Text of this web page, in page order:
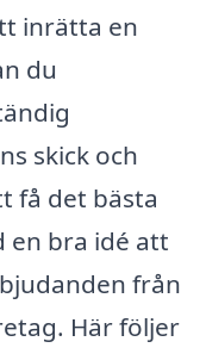
inrätta en
du
skick och
få det bästa
en bra idé att
från
Här följer